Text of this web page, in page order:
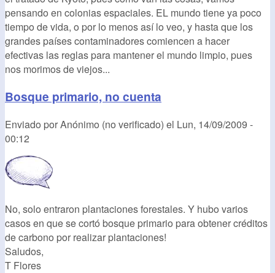
pensando en colonias espaciales. EL mundo tiene ya poco
tiempo de vida, o por lo menos así lo veo, y hasta que los
grandes países contaminadores comiencen a hacer
efectivas las reglas para mantener el mundo limpio, pues
nos morimos de viejos...
Bosque primario, no cuenta
Enviado porAnónimo (no verificado) el Lun, 14/09/2009 -
00:12
No, solo entraron plantaciones forestales. Y hubo varios
casos en que se cortó bosque primario para obtener créditos
de carbono por realizar plantaciones!
Saludos,
T Flores